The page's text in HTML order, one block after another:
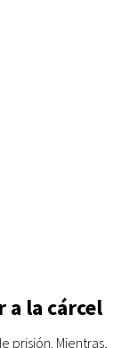
la cárcel
prisión. Mientras,